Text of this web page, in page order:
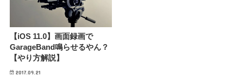
【iOS 11.0】画面録画で
GarageBand鳴らせるやん？
【やり方解説】
2017.09.21